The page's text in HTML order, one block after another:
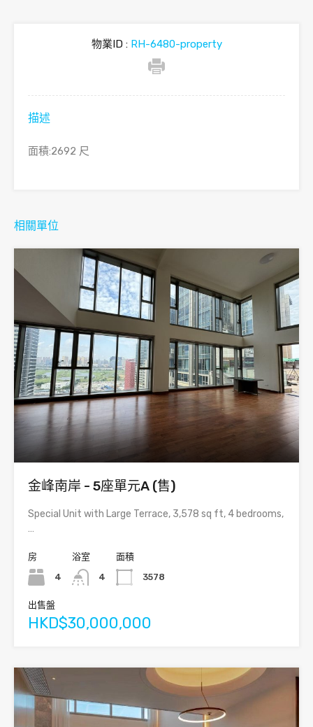
物業ID :RH-6480-property
描述
面積:2692 尺
相關單位
金峰南岸 - 5座單元A (售)
Special Unit with Large Terrace, 3,578 sq ft, 4 bedrooms,
…
房
4
浴室
4
面積
3578
出售盤
HKD$30,000,000